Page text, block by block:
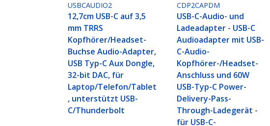
USBCAUDIO2
12,7cm USB-C auf 3,5
mm TRRS
Kopfhörer/Headset-
Buchse Audio-Adapter,
USB Typ-C Aux Dongle,
32-bit DAC, für
Laptop/Telefon/Tablet
, unterstützt USB-
C/Thunderbolt
CDP2CAPDM
USB-C-Audio- und
Ladeadapter - USB-C
Audioadapter mit USB-
C-Audio-
Kopfhörer-/Headset-
Anschluss und 60W
USB-Typ-C Power-
Delivery-Pass-
Through-Ladegerät -
für USB-C-